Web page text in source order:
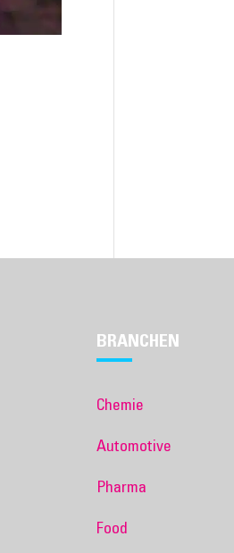
BRANCHEN
Chemie
Automotive
Pharma
Food